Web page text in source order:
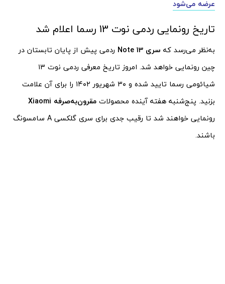
عرضه می‌شود
تاریخ رونمایی ردمی نوت 13 رسما اعلام شد
به‌نظر می‌رسد که سری Note 13
ردمی پیش از پایان تابستان در
چین رونمایی خواهد شد. امروز تاریخ معرفی ردمی نوت ۱۳
شیائومی رسما تایید شده و ۳۰ شهریور ۱۴۰۲ را برای آن علامت
بزنید. پنج‌شنبه هفته آینده محصولات مقرون‌به‌صرفه Xiaomi
رونمایی خواهند شد تا رقیب جدی برای سری گلکسی A سامسونگ
باشند.